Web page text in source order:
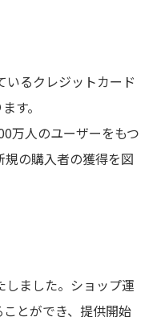
いるクレジットカード
す。
万人のユーザーをもつ
規の購入者の獲得を図
ました。ショップ運
とができ、提供開始